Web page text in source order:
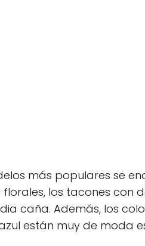
más populares se
los tacones con
caña. Además, los
están muy de moda